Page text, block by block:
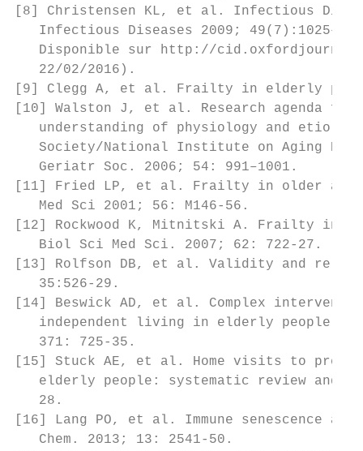
[8] Christensen KL, et al. Infectious
   Infectious Diseases 2009; 49(7):1025–35.
Disponible sur http://
   22/02/2016).
[9] Clegg A, et al. Frailty in elderly
[10] Walston J, et al. Research agenda
understanding of physiology and
Society/National Institute on Aging
   Geriatr Soc. 2006; 54: 991–1001.
[11] Fried LP, et al. Frailty in older
   Med Sci 2001; 56: M146-56.
[12] Rockwood K, Mitnitski A. Frailty in
   Biol Sci Med Sci. 2007; 62: 722-27.
[13] Rolfson DB, et al. Validity and
   35:526-29.
[14] Beswick AD, et al. Complex
independent living in elderly people:
   371: 725-35.
[15] Stuck AE, et al. Home visits to
elderly people: systematic review and
   28.
[16] Lang PO, et al. Immune senescence
   Chem. 2013; 13: 2541-50.